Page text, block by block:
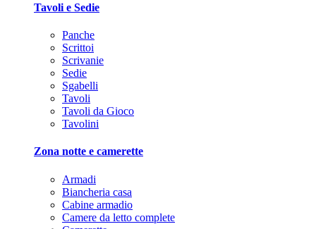
Tavoli e Sedie
Panche
Scrittoi
Scrivanie
Sedie
Sgabelli
Tavoli
Tavoli da Gioco
Tavolini
Zona notte e camerette
Armadi
Biancheria casa
Cabine armadio
Camere da letto complete